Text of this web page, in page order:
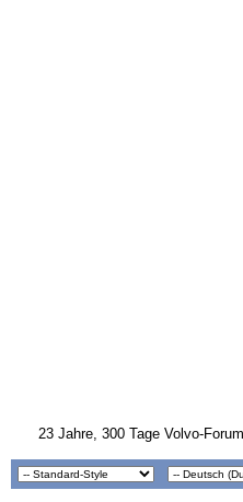
23 Jahre, 300 Tage Volvo-